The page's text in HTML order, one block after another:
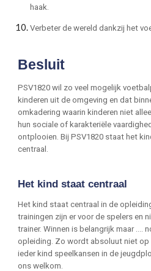
haak.
Verbeter de wereld dankzij het
Besluit
PSV1820 wil zo veel mogelijk
kinderen uit de omgeving en dat
omkadering waarin kinderen niet
hun sociale of karakteriële
ontplooien. BijPSV1820 staat het
centraal.
Het kind staat centraal
Het kind staat centraal in de
trainingen zijn er voor de spelers en
trainer. Winnen is belangrijk maar ….
opleiding. Zo wordt absoluut niet
ieder kind speelkansen in de
ons welkom.